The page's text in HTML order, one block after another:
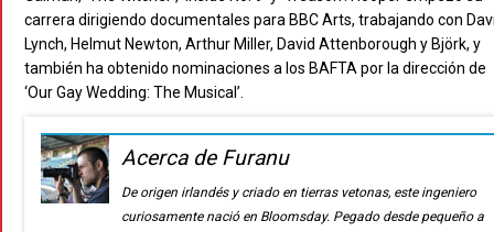
carrera dirigiendo documentales para BBC Arts, trabajando con
Lynch, Helmut Newton, Arthur Miller, David Attenborough y Björk, y
también ha obtenido nominaciones a los BAFTA por la dirección de
‘Our Gay Wedding: The Musical’.
Acerca de Furanu
De origen irlandés y criado en tierras vetonas, este ingeniero
curiosamente nació en Bloomsday. Pegado desde pequeño a